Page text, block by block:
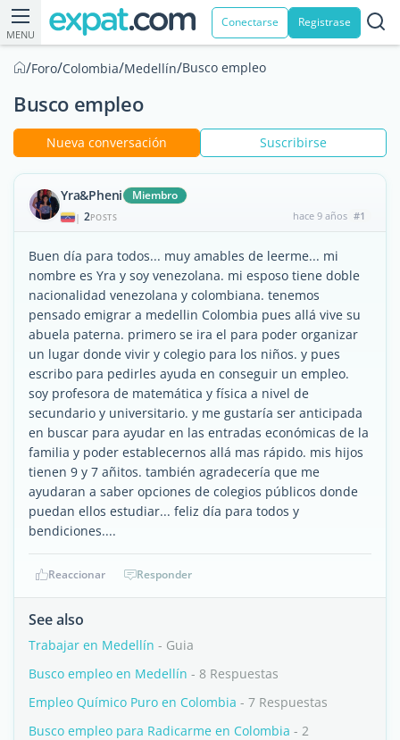
MENU
Conectarse Registrase
/Foro/Colombia/Medellín/Busco empleo
Busco empleo
Nueva conversación Suscribirse
Yra&Pheni Miembro
| 2POSTS hace 9 años #1
Buen día para todos... muy amables de leerme... mi
nombre es Yra y soy venezolana. mi esposo tiene doble
nacionalidad venezolana y colombiana. tenemos
pensado emigrar a medellin Colombia pues allá vive su
abuela paterna. primero se ira el para poder organizar
un lugar donde vivir y colegio para los niños. y pues
escribo para pedirles ayuda en conseguir un empleo.
soy profesora de matemática y física a nivel de
secundario y universitario. y me gustaría ser anticipada
en buscar para ayudar en las entradas económicas de la
familia y poder establecernos allá mas rápido. mis hijos
tienen 9 y 7 añitos. también agradecería que me
ayudaran a saber opciones de colegios públicos donde
puedan ellos estudiar... feliz día para todos y
bendiciones....
Reaccionar Responder
See also
Trabajar en Medellín - Guia
Busco empleo en Medellín - 8 Respuestas
Empleo Químico Puro en Colombia - 7 Respuestas
Busco empleo para Radicarme en Colombia - 2